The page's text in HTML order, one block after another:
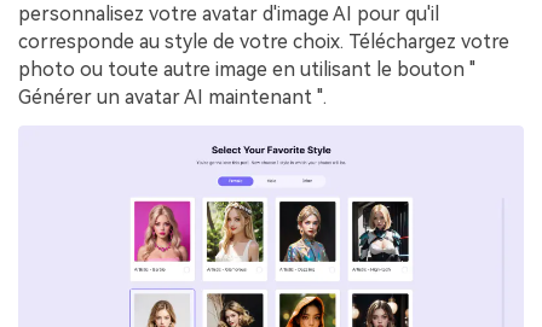
personnalisez votre avatar d'image AI pour qu'il
corresponde au style de votre choix. Téléchargez votre
photo ou toute autre image en utilisant le bouton "
Générer un avatar AI maintenant ".